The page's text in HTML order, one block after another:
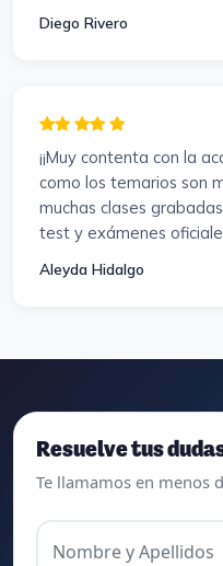
preparación y un
muy positiva en todos
Diego Rivero
¡¡Muy contenta con la
como los temarios son
muchas clases
test y exámenes
correros y cada pocos
decir, ¡¡Muy Contenta!!
Aleyda Hidalgo
Resuelve tus
Te llamamos en menos
Nombre y Apellidos